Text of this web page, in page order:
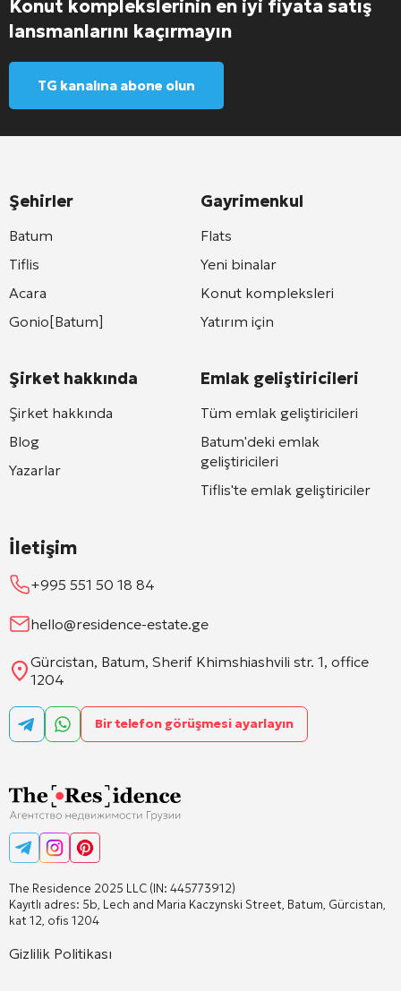
Konut komplekslerinin en iyi fiyata satış
lansmanlarını kaçırmayın
TG kanalına abone olun
The Residence 2025 LLC (IN: 445773912)
Kayıtlı adres: 5b, Lech and Maria Kaczynski Street, Batum, Gürcistan,
kat 12, ofis 1204
Gizlilik Politikası
Şehirler
Batum
Tiflis
Acara
Gonio[Batum]
Şirket hakkında
Şirket hakkında
Blog
Yazarlar
Gayrimenkul
Flats
Yeni binalar
Konut kompleksleri
Yatırım için
Emlak geliştiricileri
Tüm emlak geliştiricileri
Batum'deki emlak
geliştiricileri
Tiflis'te emlak geliştiriciler
İletişim
+995 551 50 18 84
hello@residence-estate.ge
Gürcistan, Batum, Sherif Khimshiashvili str. 1, office
1204
Bir telefon görüşmesi ayarlayın